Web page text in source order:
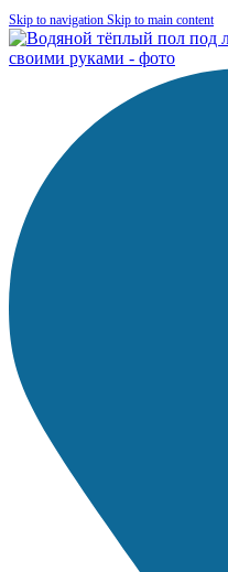
Skip to navigation Skip to main content